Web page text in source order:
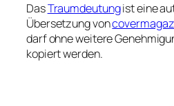
DasTraumdeutungist eine
Übersetzung von
darf ohne weitere
kopiert werden.